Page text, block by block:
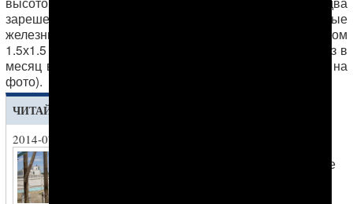
зарешеченных окна размером 1х1 метр, трехъярусные
железные нары и туалет с умывальником размером
1.5х1.5 метра. Прогулки осуществляются несколько раз в
месяц в прогулочной камере без крыши (см. номер 6 на
фото).
ЧИТАЙТЕ ТАКЖЕ
2014-07-30
иностранные